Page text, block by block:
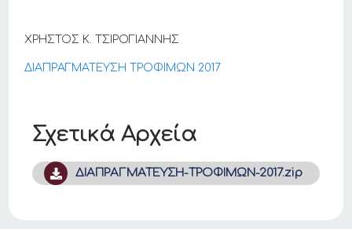
Σχετικά Αρχεία
ΔΙΑΠΡΑΓΜΑΤΕΥΣΗ-ΤΡΟΦΙΜΩΝ-2017.zip
ΧΡΗΣΤΟΣ Κ. ΤΣΙΡΟΓΙΑΝΝΗΣ
ΔΙΑΠΡΑΓΜΑΤΕΥΣΗ ΤΡΟΦΙΜΩΝ 2017